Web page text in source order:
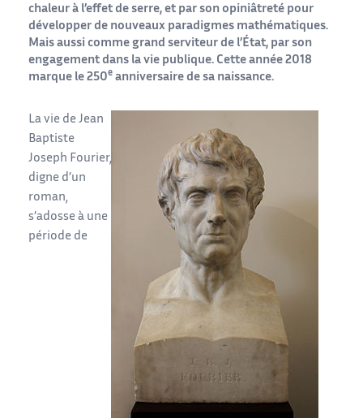
chaleur à l’effet de serre, et par son opiniâtreté pour
développer de nouveaux paradigmes mathématiques.
Mais aussi comme grand serviteur de l’État, par son
engagement dans la vie publique. Cette année 2018
marque le 250e anniversaire de sa naissance.
La vie de Jean
Baptiste
Joseph Fourier,
digne d’un
roman,
s’adosse à une
période de